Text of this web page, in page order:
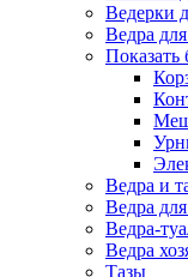
Ведерки
Ведра
Показать
Ведра и
Ведра
Ведра-
Ведра
Тазы